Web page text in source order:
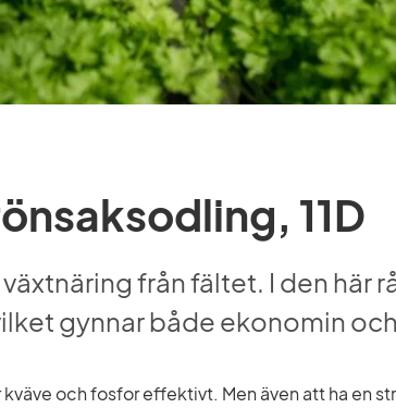
11D
från fältet. I den här
gynnar både ekonomin
och fosfor effektivt. Men även att ha en